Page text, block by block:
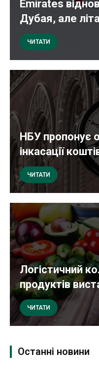
Emirates
Дубая, але
ЧИТАТИ
НБУ пропонує
інкасації
ЧИТАТИ
Логістичний
продуктів
ЧИТАТИ
Останні новини